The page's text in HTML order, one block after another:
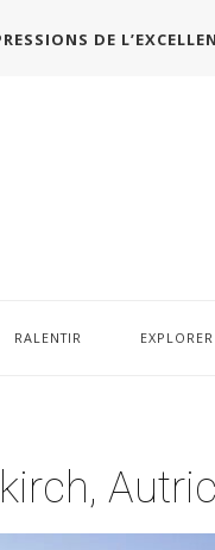
DE
RALENTIR EXPLORER